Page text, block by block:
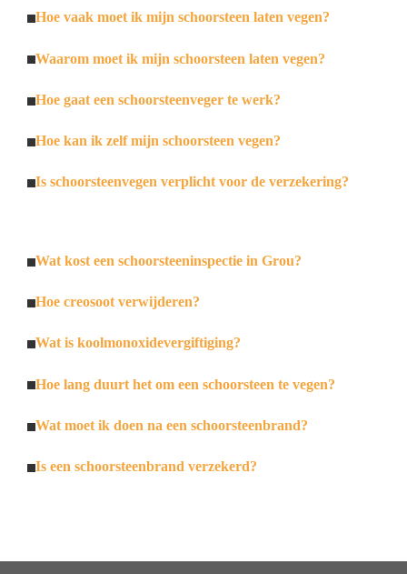
Hoe vaak moet ik mijn schoorsteen laten vegen?
Waarom moet ik mijn schoorsteen laten vegen?
Hoe gaat een schoorsteenveger te werk?
Hoe kan ik zelf mijn schoorsteen vegen?
Is schoorsteenvegen verplicht voor de verzekering?
Wat kost een schoorsteeninspectie in Grou?
Hoe creosoot verwijderen?
Wat is koolmonoxidevergiftiging?
Hoe lang duurt het om een schoorsteen te vegen?
Wat moet ik doen na een schoorsteenbrand?
Is een schoorsteenbrand verzekerd?